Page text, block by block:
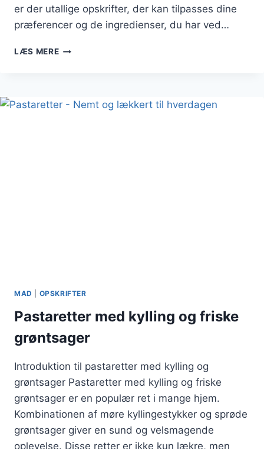
er der utallige opskrifter, der kan tilpasses dine
præferencer og de ingredienser, du har ved…
LÆS MEREPASTARETTER
LAVE
MAD OPSKRIFTER
Pastaretter med kylling og friske
grøntsager
Introduktion til pastaretter med kylling og
grøntsager Pastaretter med kylling og friske
grøntsager er en populær ret i mange hjem.
Kombinationen af møre kyllingestykker og sprøde
grøntsager giver en sund og velsmagende
oplevelse. Disse retter er ikke kun lækre, men